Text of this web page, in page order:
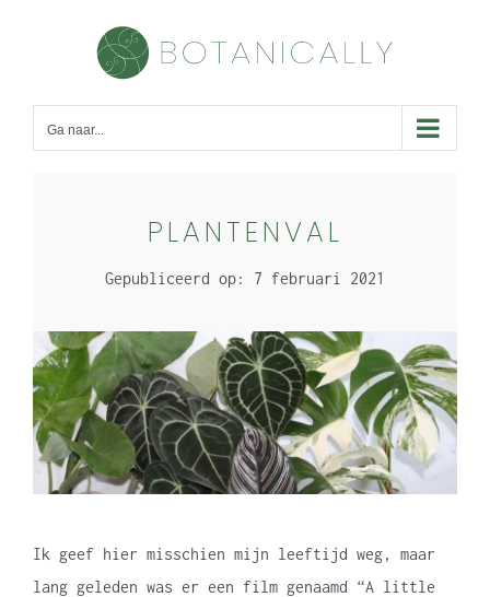
Ga naar...
PLANTENVAL
Gepubliceerd op: 7 februari 2021
Ik geef hier misschien mijn leeftijd weg, maar
lang geleden was er een film genaamd “A little